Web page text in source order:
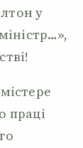
у
праці